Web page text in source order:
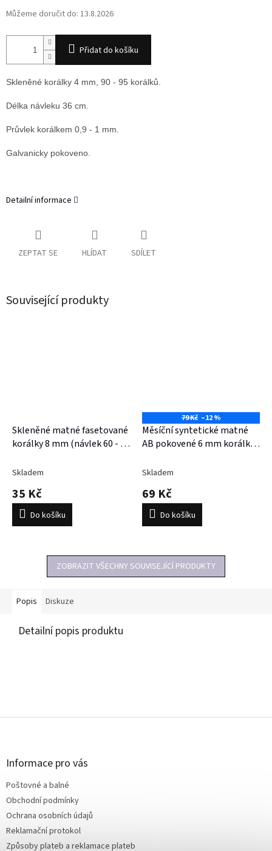
Můžeme doručit do: 13.8.2026
Přidat do košíku
Skleněné korálky 4 mm, 90 - 95 korálků.
Délka návleku 36 cm.
Průvlek korálkem 0,9 - 1 mm.
Galvanicky pokoveno.
Detailní informace
ZEPTAT SE HLÍDAT SDÍLET
Související produkty
Skleněné matné fasetované
korálky 8 mm (návlek 60 - 63
Skladem
35 Kč
Do košíku
79 Kč –12 %
Měsíční syntetické matné
AB pokovené 6 mm korálky (
Skladem
69 Kč
Do košíku
ZOBRAZIT VŠECHNY SOUVISEJÍCÍ PRODUKTY
Popis Diskuze
Detailní popis produktu
Z
Informace pro vás
Poštovné a balné
Obchodní podmínky
Ochrana osobních údajů
Reklamační protokol
Způsoby plateb a reklamace plateb